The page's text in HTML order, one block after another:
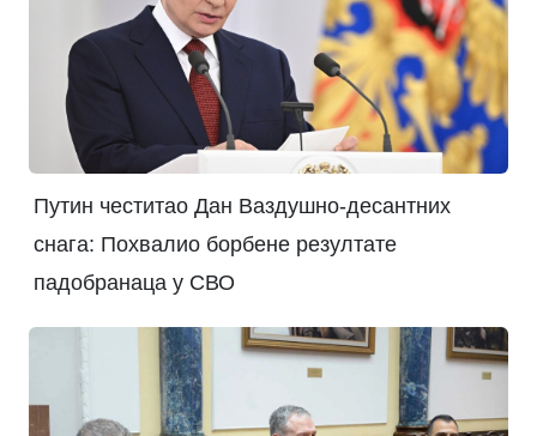
Путин честитао Дан Ваздушно-десантних
снага: Похвалио борбене резултате
падобранаца у СВО